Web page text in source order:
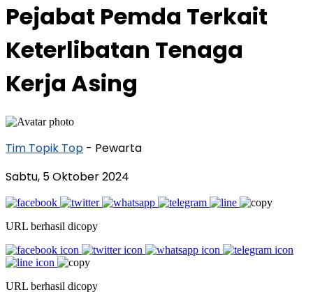
Pejabat Pemda Terkait
Keterlibatan Tenaga
Kerja Asing
Tim Topik Top - Pewarta
Sabtu, 5 Oktober 2024
URL berhasil dicopy
URL berhasil dicopy